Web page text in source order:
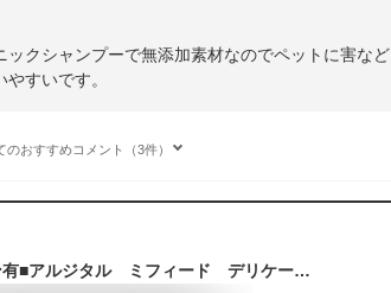
クシャンプーで無添加素材なのでペットに害など
すいです。
のおすすめコメント（3件）
■最大2000円クーポン有■アルジタル ミフィード デリケート用オーガニックシャンプー 250ml (犬用) /メーカー公認店/正規品/